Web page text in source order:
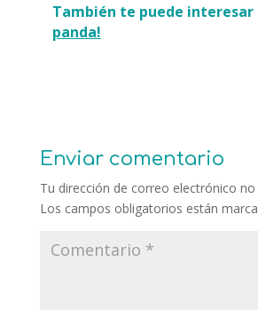
También te puede interesar
panda!
Enviar comentario
Tu dirección de correo electrónico no
Los campos obligatorios están